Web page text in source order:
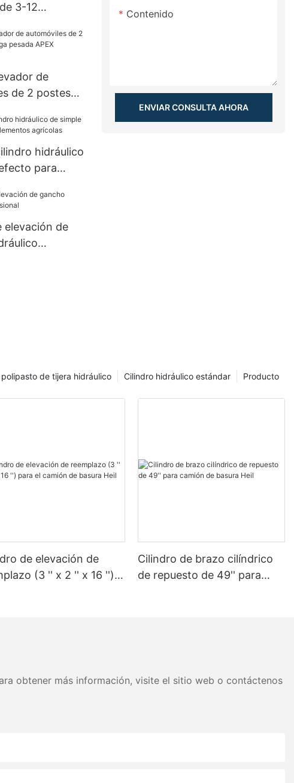
3-12
de
de 2 postes
hidráulico
para
elevación de
Contenido
ENVIAR CONSULTA AHORA
Producto
Cilindro hidráulico estándar
de tijera hidráulico
de elevación de
(3 '' x 2 '' x 16 '')
Cilindro de brazo cilíndrico
de repuesto de 49'' para
obtener más información, visite el sitio web o contáctenos